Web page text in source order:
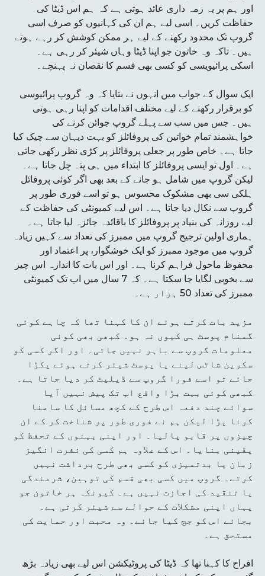
اور ہم پر یہ زمہ داری عائد ہوتی ہے کہ ہم اس ڈیٹا کی
حفاظت کریں۔ اسی لیے ہم ان کی کہانیوں کو صرف اسی
گروپ تک محدود رکھنے کے لیے ہر ممکن کوشش کر رہے ہوتے
ہیں۔ تاکہ وہ خاتون جو اپنا ڈیٹا وہاں شیئر کر رہی ہے۔
اسکی پرائیویسی کو کسی بھی قسم کا نقصان نہ پہنچے۔
ایک سوال کے جواب میں انہوں نے بتایا کہ وہ گروپ پرائیوسی
کو برقرار رکھنے کے لیے مختلف اقدامات کو اپنا رہی ہوتی
ہیں۔ جس میں سب سے پہلے گروپ جوائن کرنے کی
خواہشمند تمام خواتین کی پروفائلز کو بہت دیہان سے چیک کیا
جاتا ہے۔ خاص طور پر جعلی پروفائلز پر کڑی نظر رکھی جاتی
ہے۔ اول تو ایسی پروفائلز کا ابتداء میں ہی پتہ چل جاتا ہے۔
لیکن گروپ میں شامل ہو جانے کے بعد بھی اگر کوئی پروفائل
ہلکی سی بھی مشکوک محسوس ہو تو اسے فوری طور پر
گروپ سے نکال دیا جاتا ہے۔ اس لیے کمیونٹی کی حفاظت کے
لیے روزانہ کی بنیاد پر پروفائلز کا باقائدہ جائزہ لیا جاتا ہے۔
ہماری اولین ترجیح گروپ میں ممبرز کی تعداد سے کہیں زیادہ
گروپ میں موجود ممبرز کو ایک خوشگوار، پر اعتماد اور
محفوظ ماحول فراہم کرنا ہے۔ اور اس بات کا اندازہ اس چیز
سے بخوبی لگایا جا سکتا ہے۔ کہ 7 سال میں اب تک کمیونٹی
ممبرز کی تعداد 50 ہزار ہے۔
مزید بات کرتے ہوئے ان کا کہنا تھا کہ چاہے کوئی
گمنام پوسٹ ہی کیوں نہ ہو۔ کبھی بھی کوئی
معلومات گروپ سے باہر نہیں جاتی۔ اور اگر کسی کو
سکرین شاٹس لینے یا پوسٹ شیئر کرتے ہوئے پکڑا
جائے تو اسے فورا گروپ سے ڈیلیٹ کر دیا جاتا ہے۔
کبھی کوئی بہت بڑا واقع اب تک پیش نہیں آیا
سوائے چند دفعہ اس طرح کے کچھ مسائل کا سامنا
کرنا پڑا لیکن ہم نے فوری طور پر شناخت کر کے ان
چیزوں پر قابو پالیا۔ اور اپنی بہنوں کے تحفظ کو
یقینی بنایا۔ اس کے علاوہ ہم کسی کی نفرت انگیز
زبان یا بدتمیزی کو کسی بھی طرح برداشت نہیں
کرتے۔ گروپ میں کسی بھی قسم کی توہین، شرمندگی
یا تنقید کی اجازت نہیں ہے۔ کیونکہ ہر خاتون جو
یہاں اپنی مشکلات کے حوالے سے شیئر کرتی ہے۔
بجائے اس کو جج کیا جائے۔ وہ محبت اور حمایت کی
مستحق ہے۔
افراح کا کہنا تھا کہ ڈیٹا کی پروٹیکشن اس لیے بھی زیادہ بڑھ